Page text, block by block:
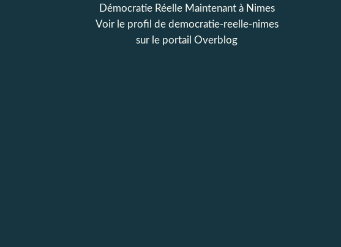
Démocratie Réelle Maintenant à Nimes
Voir le profil de democratie-reelle-nimes
sur le portail Overblog